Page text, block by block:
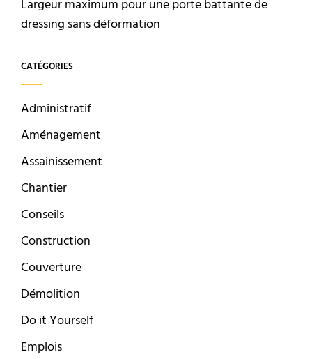
Largeur maximum pour une porte battante de
dressing sans déformation
CATÉGORIES
Administratif
Aménagement
Assainissement
Chantier
Conseils
Construction
Couverture
Démolition
Do it Yourself
Emplois